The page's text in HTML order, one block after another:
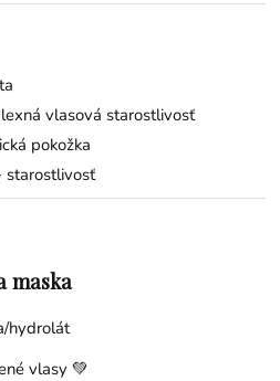
vlasová starostlivosť
pokožka
starostlivosť
maska
hydrolát
vlasy 💚